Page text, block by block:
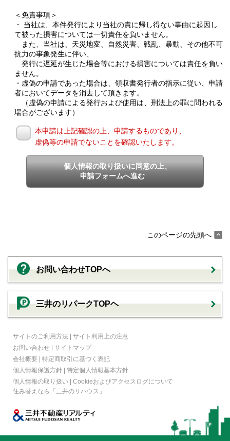
＜免責事項＞
・ 当社は、本件発行により当社の責に帰し得ない事由に起因し
て被った損害については一切責任を負いません。
また、当社は、天災地変、自然災害、戦乱、暴動、その他不可
抗力の事象発生に伴い、
発行に遅延が生じた場合等における損害については責任を負い
ません。
・虚偽の申請であった場合は、領収書発行者の指示に従い、申請
者においてデータを消去して頂きます。
（虚偽の申請による発行および使用は、刑法上の罪に問われる
場合がございます）
本申請は上記確認の上、申請するものであり、
虚偽等の申請でないことを確認いたします。
個人情報の取り扱いに同意の上、
申請フォームへ進む
このページの先頭へ
お問い合わせTOPへ
三井のリパークTOPヘ
サイトのご利用方法 | サイト利用上の注意
お問い合わせ | サイトマップ
会社概要 | 特定商取引に基づく表記
個人情報保護方針 | 特定個人情報基本方針
個人情報の取り扱い | Cookieおよびアクセスログについて
住み替えなら
「三井のリハウス」